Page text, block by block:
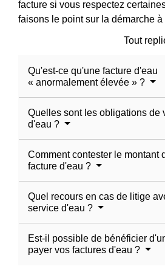
facture si vous respectez
faisons le point sur la démarche à
Tout
Qu'est-ce qu'une facture d'eau
« anormalement élevée » ?
Quelles sont les obligations de
d'eau ?
Comment contester le montant
facture d'eau ?
Quel recours en cas de litige
service d'eau ?
Est-il possible de bénéficier
payer vos factures d'eau ?